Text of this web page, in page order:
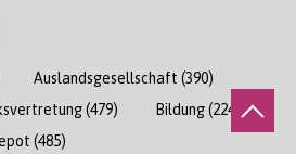
Auslandsgesellschaft (390)
(479) Bildung(2244)
(485)